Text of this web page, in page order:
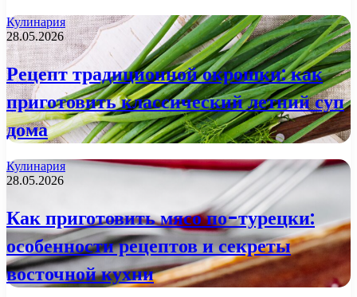
Кулинария
28.05.2026
Рецепт традиционной окрошки: как
приготовить классический летний суп
дома
Кулинария
28.05.2026
Как приготовить мясо по-турецки:
особенности рецептов и секреты
восточной кухни